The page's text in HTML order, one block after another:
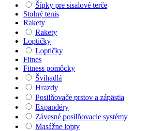
Šípky pre sisalové terče
Stolný tenis
Rakety
Rakety
Loptičky
Loptičky
Fitnes
Fitness pomôcky
Švihadlá
Hrazdy
Posilňovače prstov a zápästia
Expandéry
Závesné posilňovacie systémy
Masážne lopty